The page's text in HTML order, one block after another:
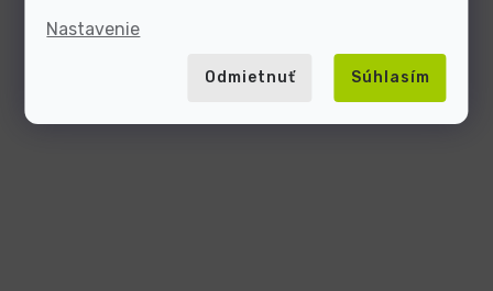
Nastavenie
Odmietnuť Súhlasím